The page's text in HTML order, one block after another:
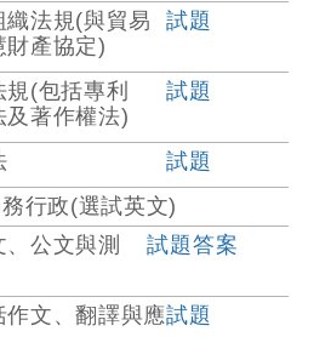
織法規(與貿易
財產協定)
試題
(包括專利
及著作權法)
試題
試題
行政(選試英文)
、公文與測
試題答案
作文、翻譯與應試題